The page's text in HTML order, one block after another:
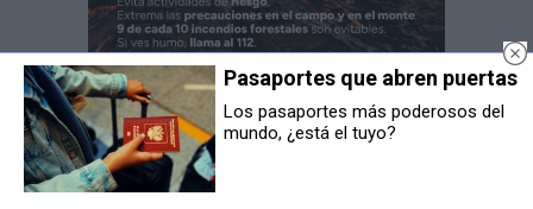
Pasaportes que abren puertas
Los pasaportes más poderosos del
mundo, ¿está el tuyo?